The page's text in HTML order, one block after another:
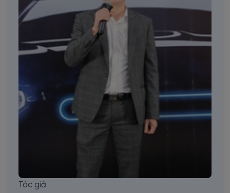
Tác giả